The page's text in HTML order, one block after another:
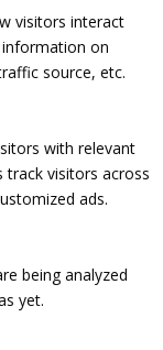
visitors interact
on
source, etc.
with relevant
track visitors across
ads.
being analyzed
yet.